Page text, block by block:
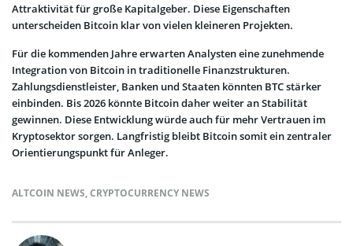
Attraktivität für große Kapitalgeber. Diese Eigenschaften
unterscheiden Bitcoin klar von vielen kleineren Projekten.
Für die kommenden Jahre erwarten Analysten eine zunehmende
Integration von Bitcoin in traditionelle Finanzstrukturen.
Zahlungsdienstleister, Banken und Staaten könnten BTC stärker
einbinden. Bis 2026 könnte Bitcoin daher weiter an Stabilität
gewinnen. Diese Entwicklung würde auch für mehr Vertrauen im
Kryptosektor sorgen. Langfristig bleibt Bitcoin somit ein zentraler
Orientierungspunkt für Anleger.
ALTCOIN NEWS,CRYPTOCURRENCY NEWS